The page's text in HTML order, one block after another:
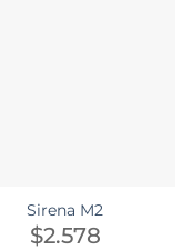
Sirena M2
$2.578